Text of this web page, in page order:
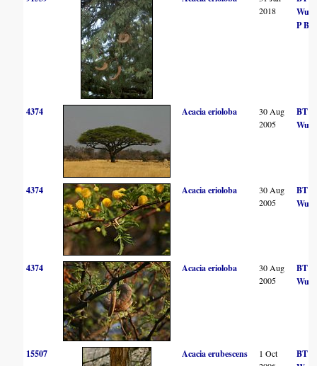
2018
P
4374 Acacia erioloba
30 Aug
2005
BT
4374 Acacia erioloba
30 Aug
2005
BT
4374 Acacia erioloba
30 Aug
2005
BT
15507 Acacia erubescens
1 Oct
BT